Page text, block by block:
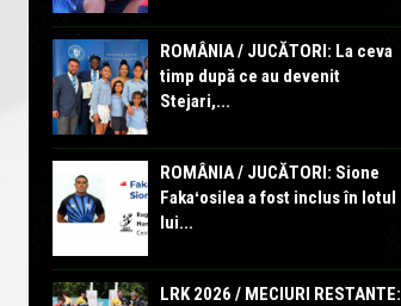
ROMÂNIA / JUCĂTORI: La ceva
timp după ce au devenit
Stejari,...
ROMÂNIA / JUCĂTORI: Sione
Fakaʻosilea a fost inclus în lotul
lui...
LRK 2026 / MECIURI RESTANTE: